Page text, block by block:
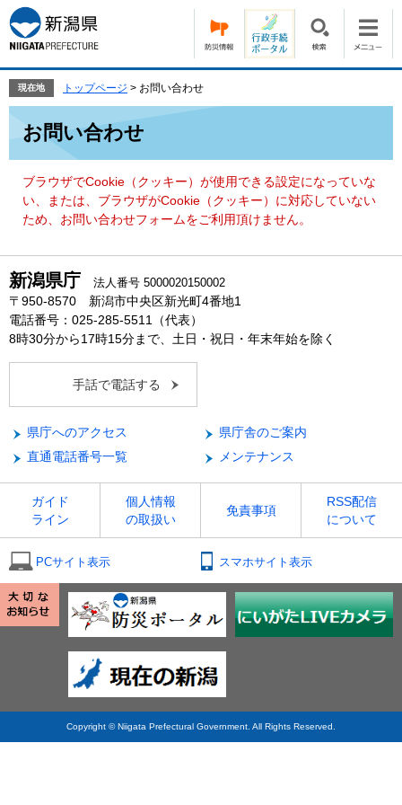
ー
ジ
の
頭
す。
ニ
ュ
ー
飛
て
現在地 トップページ > お問い合わせ
お問い合わせ
ブラウザでCookie（クッキー）が使用できる設定になっていな
い、または、ブラウザがCookie（クッキー）に対応していない
ため、お問い合わせフォームをご利用頂けません。
新潟県庁 法人番号 5000020150002
〒950-8570 新潟市中央区新光町4番地1
電話番号：025-285-5511（代表）
8時30分から17時15分まで、土日・祝日・年末年始を除く
手話で電話する
県庁へのアクセス
県庁舎のご案内
直通電話番号一覧
メンテナンス
ガイド
ライン
個人情報
の取扱い
免責事項
RSS配信
について
PCサイト表示 スマホサイト表示
Copyright © Niigata Prefectural Government. All Rights Reserved.